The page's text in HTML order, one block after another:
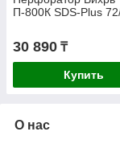
П-800К SDS-Plus
30 890 ₸
Купить
О нас